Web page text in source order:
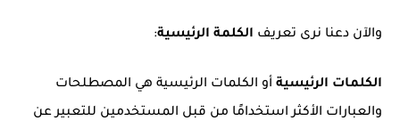
والآن دعنا نرى تعريف الكلمة الرئيسية:
الكلمات الرئيسية أو الكلمات الرئيسية هي المصطلحات
والعبارات الأكثر استخدامًا من قبل المستخدمين للتعبير عن